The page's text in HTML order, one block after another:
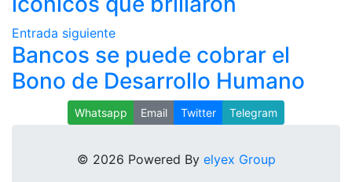
Entrada siguiente
Bancos se puede cobrar el
Bono de Desarrollo Humano
Whatsapp Email Twitter Telegram
© 2026 Powered By elyex Group